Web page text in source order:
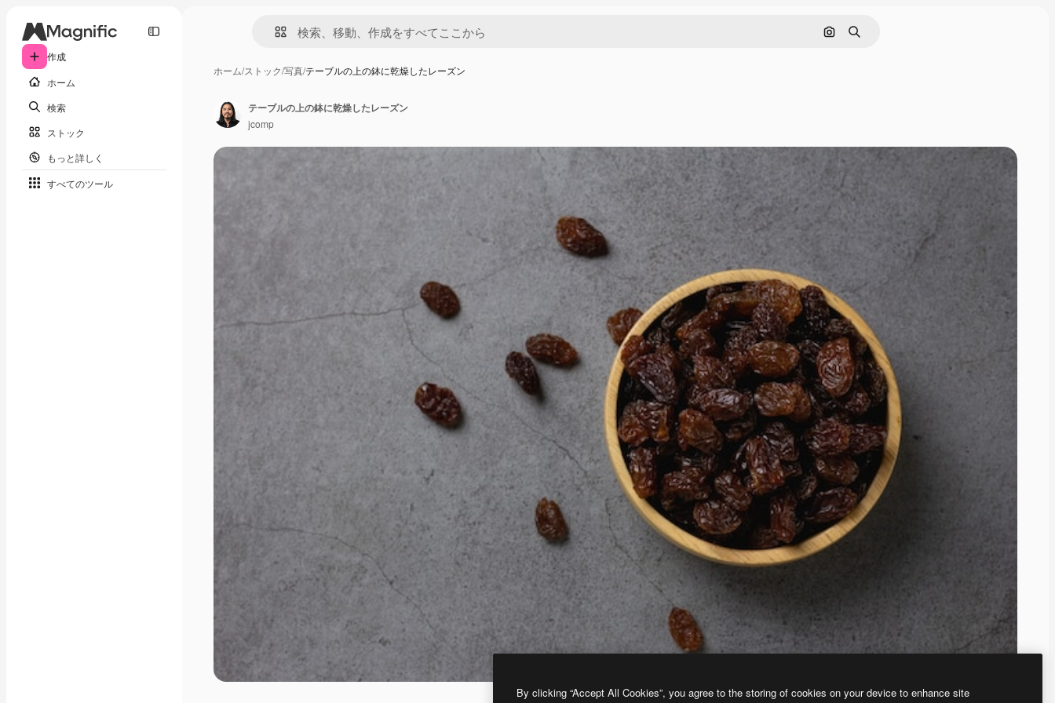
作成
ホーム
検索
ストック
もっと詳しく
すべてのツール
画像で検索
検索
ホーム/ストック/写真/テーブルの上の鉢に乾燥したレーズン
テーブルの上の鉢に乾燥したレーズン
jcomp
By clicking “Accept All Cookies”, you agree to the storing of cookies on your device to enhance site